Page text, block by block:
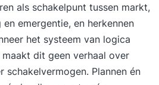
als schakelpunt tussen markt,
emergentie, en herkennen
het systeem van logica
dit geen verhaal over
schakelvermogen. Plannen én